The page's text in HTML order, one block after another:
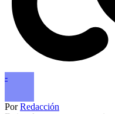
-
PorRedacción